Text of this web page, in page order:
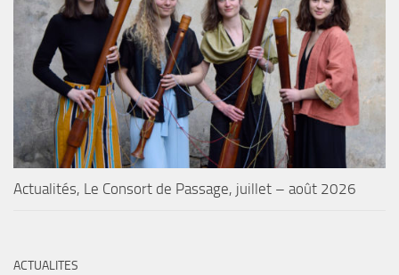
Actualités, Le Consort de Passage, juillet – août 2026
ACTUALITES